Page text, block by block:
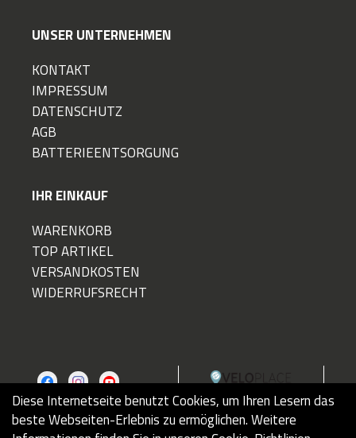
UNSER UNTERNEHMEN
KONTAKT
IMPRESSUM
DATENSCHUTZ
AGB
BATTERIEENTSORGUNG
IHR EINKAUF
WARENKORB
TOP ARTIKEL
VERSANDKOSTEN
WIDERRUFSRECHT
Diese Internetseite benutzt Cookies, um Ihren Lesern das
beste Webseiten-Erlebnis zu ermöglichen. Weitere